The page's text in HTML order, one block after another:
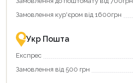
картою
єКнига
–
зручно
та
вигідно!
Економте
більше
разом
державною
підтримкою!
Замовлення кур'єром від 1600грн
Укр Пошта
Експрес
Замовлення від 500 грн